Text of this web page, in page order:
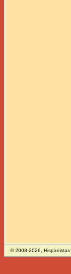
© 2008-2026, Hispanistas